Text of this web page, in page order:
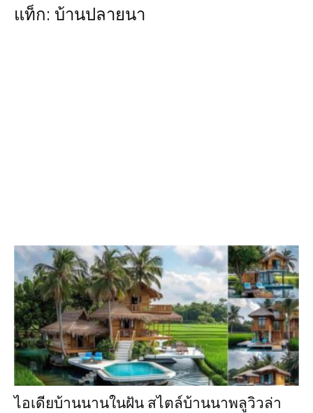
แท็ก: บ้านปลายนา
ไอเดียบ้านนานในฝัน สไตล์บ้านนาพลูวิวล่า